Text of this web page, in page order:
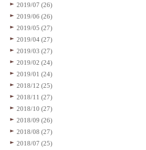
2019/07 (26)
2019/06 (26)
2019/05 (27)
2019/04 (27)
2019/03 (27)
2019/02 (24)
2019/01 (24)
2018/12 (25)
2018/11 (27)
2018/10 (27)
2018/09 (26)
2018/08 (27)
2018/07 (25)